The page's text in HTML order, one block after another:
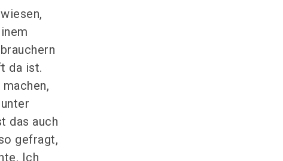
da ist.
das auch
gefragt,
Ich